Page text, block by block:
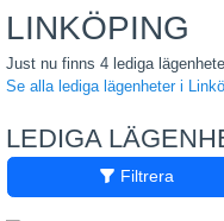
LINKÖPING
Just nu finns 4 lediga
Se alla lediga lägenheter i
LEDIGA
Filtrera